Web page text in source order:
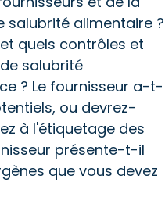
salubrité alimentaire ?
quels contrôles et
salubrité
? Le fournisseur a-t-
ou devrez-
à l'étiquetage des
présente-t-il
que vous devez